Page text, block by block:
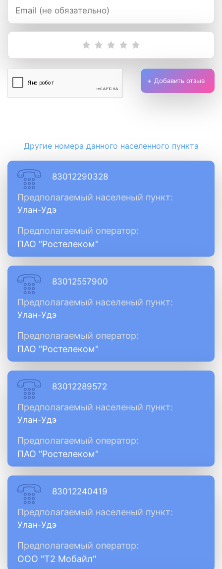
Добавить отзыв
Другие номера данного населенного пункта
83012290328
Предполагаемый населеный пункт:
Улан-Удэ
Предполагаемый оператор:
ПАО "Ростелеком"
83012557900
Предполагаемый населеный пункт:
Улан-Удэ
Предполагаемый оператор:
ПАО "Ростелеком"
83012289572
Предполагаемый населеный пункт:
Улан-Удэ
Предполагаемый оператор:
ПАО "Ростелеком"
83012240419
Предполагаемый населеный пункт:
Улан-Удэ
Предполагаемый оператор:
ООО "Т2 Мобайл"